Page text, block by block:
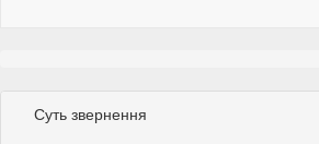
Суть звернення